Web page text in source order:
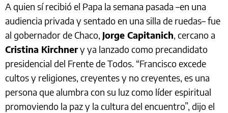
A quien sí recibió el Papa la semana pasada –en una
audiencia privada y sentado en una silla de ruedas– fue
al gobernador de Chaco, Jorge Capitanich, cercano a
Cristina Kirchnery ya lanzado como precandidato
presidencial del Frente de Todos. “Francisco excede
cultos y religiones, creyentes y no creyentes, es una
persona que alumbra con su luz como líder espiritual
promoviendo la paz y la cultura del encuentro”, dijo el